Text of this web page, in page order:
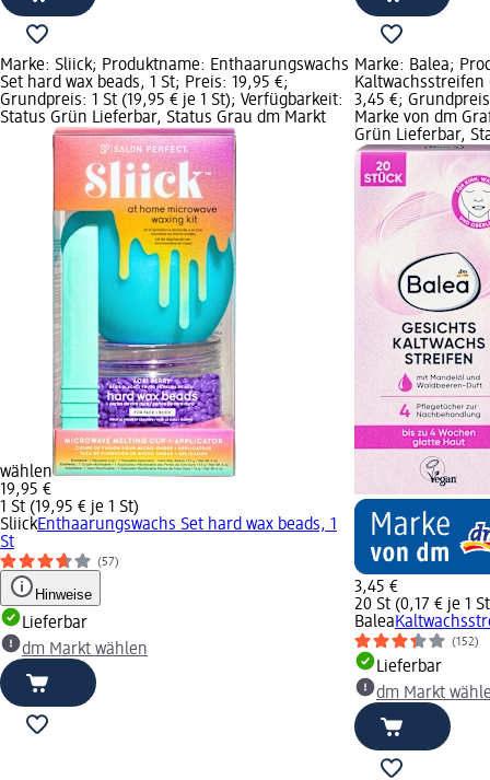
Marke: Sliick; Produktname: Enthaarungswachs
Set hard wax beads, 1 St; Preis: 19,95 €;
Grundpreis: 1 St (19,95 € je 1 St); Verfügbarkeit:
Status Grün Lieferbar, Status Grau dm Markt
wählen
19,95 €
1 St (19,95 € je 1 St)
SliickEnthaarungswachs Set hard wax beads, 1
St
(57)
Hinweise
Lieferbar
dm Markt wählen
Marke: Balea;
Kaltwachsstreifen
3,45 €;
Marke von dm
Grün Lieferbar,
3,45 €
20 St (0,17 € je 1
Balea
(152)
Lieferbar
dm Markt